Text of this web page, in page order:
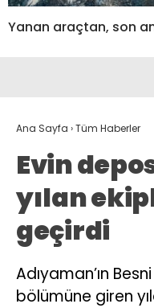
Yanan araçtan, son
Ana Sayfa ›Tüm Haberler
Evin
yılan
geçirdi
Adıyaman’ın
bölümüne giren